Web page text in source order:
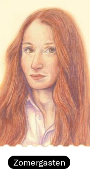
Zomergasten